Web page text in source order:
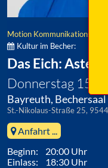
Motion
Kultur im Becher:
Das Eich:
Donnerstag 15.
Bayreuth, Bechersaal
St.-Nikolaus-Straße 25,
Anfahrt ...
Beginn: 20:00 Uhr
Einlass: 18:30 Uhr